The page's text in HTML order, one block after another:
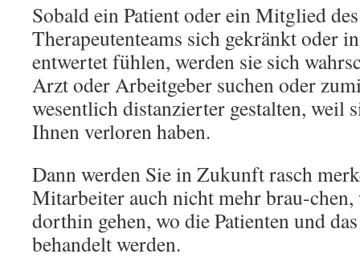
Sobald ein Patient oder ein Mitglied
Therapeutenteams sich gekränkt oder
entwertet fühlen, werden sie sich
Arzt oder Arbeitgeber suchen oder
wesentlich distanzierter gestalten, weil
Ihnen verloren haben.
Dann werden Sie in Zukunft rasch
Mitarbeiter auch nicht mehr brau-chen,
dorthin gehen, wo die Patienten und
behandelt werden.